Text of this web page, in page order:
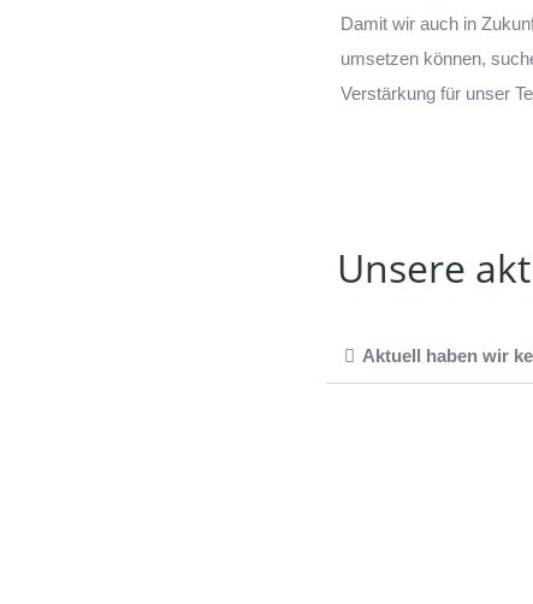
Damit wir auch in
umsetzen können,
Verstärkung für unser
Unsere
Aktuell haben wir